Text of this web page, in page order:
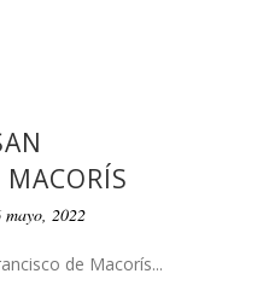
MACORÍS
mayo, 2022
de Macorís...